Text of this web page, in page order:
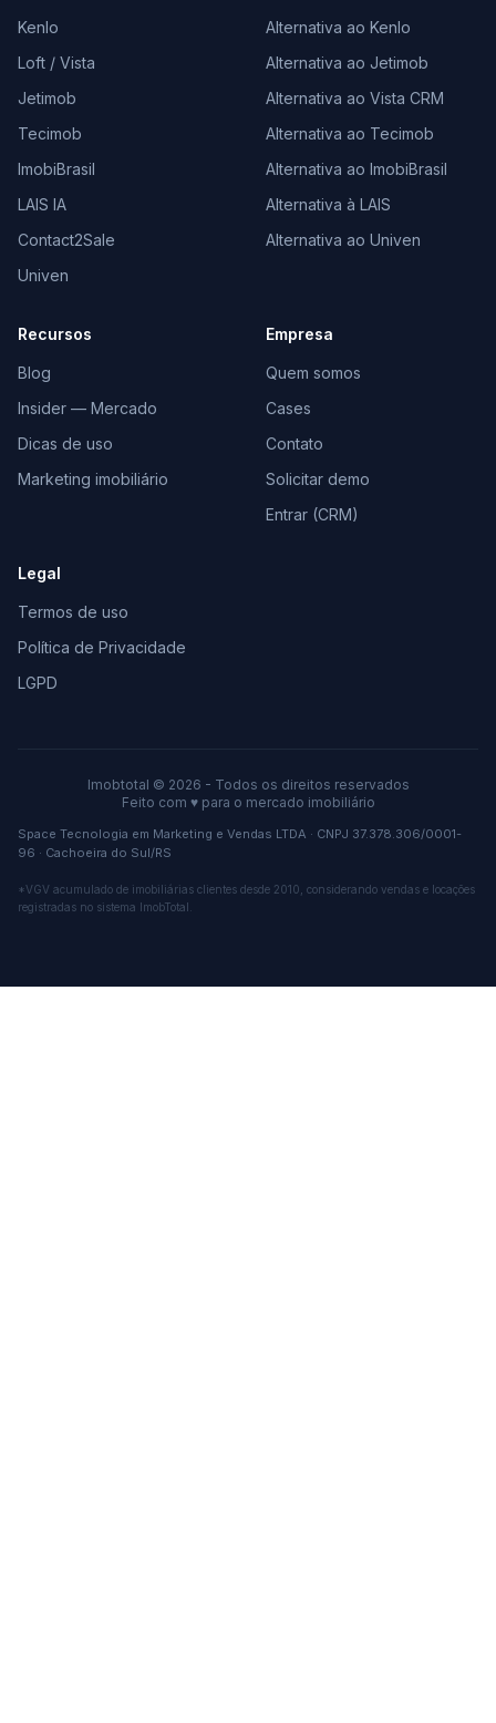
Kenlo
Loft / Vista
Jetimob
Tecimob
ImobiBrasil
LAIS IA
Contact2Sale
Univen
Alternativa ao Kenlo
Alternativa ao Jetimob
Alternativa ao Vista CRM
Alternativa ao Tecimob
Alternativa ao ImobiBrasil
Alternativa à LAIS
Alternativa ao Univen
Recursos
Blog
Insider — Mercado
Dicas de uso
Marketing imobiliário
Empresa
Quem somos
Cases
Contato
Solicitar demo
Entrar (CRM)
Legal
Termos de uso
Política de Privacidade
LGPD
Imobtotal © 2026 - Todos os direitos reservados
Feito com ♥para o mercado imobiliário
Space Tecnologia em Marketing e Vendas LTDA · CNPJ 37.378.306/0001-
96 · Cachoeira do Sul/RS
*VGV acumulado de imobiliárias clientes desde 2010, considerando vendas e locações
registradas no sistema ImobTotal.